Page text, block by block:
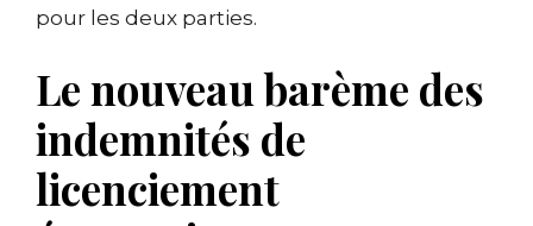
pour les deux parties.
Le nouveau barème des
indemnités de
licenciement